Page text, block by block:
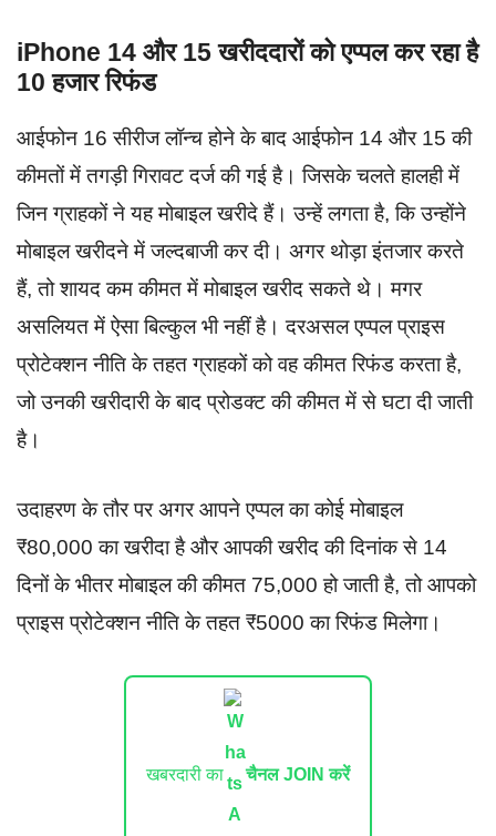
iPhone 14 और 15 खरीददारों को एप्पल कर रहा है
10 हजार रिफंड
आईफोन 16 सीरीज लॉन्च होने के बाद आईफोन 14 और 15 की
कीमतों में तगड़ी गिरावट दर्ज की गई है। जिसके चलते हालही में
जिन ग्राहकों ने यह मोबाइल खरीदे हैं। उन्हें लगता है, कि उन्होंने
मोबाइल खरीदने में जल्दबाजी कर दी। अगर थोड़ा इंतजार करते
हैं, तो शायद कम कीमत में मोबाइल खरीद सकते थे। मगर
असलियत में ऐसा बिल्कुल भी नहीं है। दरअसल एप्पल प्राइस
प्रोटेक्शन नीति के तहत ग्राहकों को वह कीमत रिफंड करता है,
जो उनकी खरीदारी के बाद प्रोडक्ट की कीमत में से घटा दी जाती
है।
उदाहरण के तौर पर अगर आपने एप्पल का कोई मोबाइल
₹80,000 का खरीदा है और आपकी खरीद की दिनांक से 14
दिनों के भीतर मोबाइल की कीमत 75,000 हो जाती है, तो आपको
प्राइस प्रोटेक्शन नीति के तहत ₹5000 का रिफंड मिलेगा।
खबरदारी का चैनल JOIN करें